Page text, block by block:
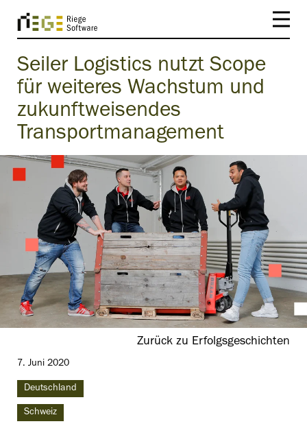
Seiler Logistics nutzt Scope
für weiteres Wachstum und
zukunftweisendes
Transportmanagement
7. Juni 2020
Deutschland
Schweiz
Zurück zu Erfolgsgeschichten